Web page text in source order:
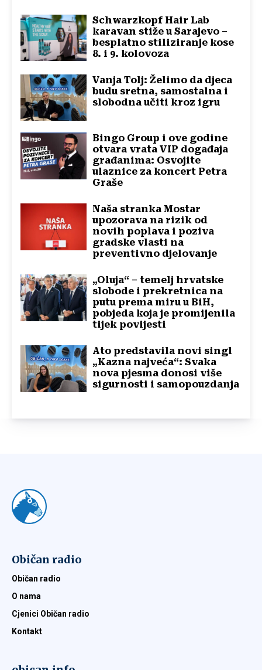
Schwarzkopf Hair Lab
karavan stiže u Sarajevo –
besplatno stiliziranje kose
8. i 9. kolovoza
Vanja Tolj: Želimo da djeca
budu sretna, samostalna i
slobodna učiti kroz igru
Bingo Group i ove godine
otvara vrata VIP događaja
građanima: Osvojite
ulaznice za koncert Petra
Graše
Naša stranka Mostar
upozorava na rizik od
novih poplava i poziva
gradske vlasti na
preventivno djelovanje
„Oluja“ – temelj hrvatske
slobode i prekretnica na
putu prema miru u BiH,
pobjeda koja je promijenila
tijek povijesti
Ato predstavila novi singl
„Kazna najveća“: Svaka
nova pjesma donosi više
sigurnosti i samopouzdanja
Običan radio
Običan radio
O nama
Cjenici Običan radio
Kontakt